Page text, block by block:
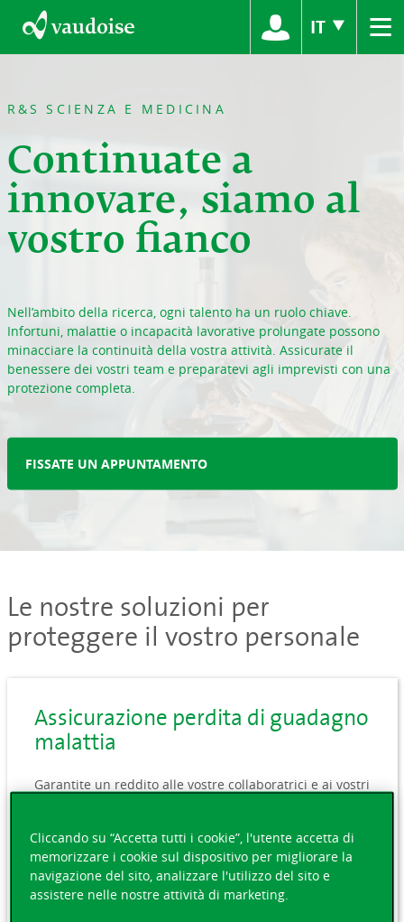
IT ≡
R&S SCIENZA E MEDICINA
Continuate a
innovare, siamo al
vostro fianco
Nell’ambito della ricerca, ogni talento ha un ruolo chiave.
Infortuni, malattie o incapacità lavorative prolungate possono
minacciare la continuità della vostra attività. Assicurate il
benessere dei vostri team e preparatevi agli imprevisti con una
protezione completa.
FISSATE UN APPUNTAMENTO
Le nostre soluzioni per
proteggere il vostro personale
Assicurazione perdita di guadagno
malattia
Garantite un reddito alle vostre collaboratrici e ai vostri
consentono loro di mantenere il potere d’acquisto
durante l’assenza.
Cliccando su “Accetta tutti i cookie”, l'utente accetta di
memorizzare i cookie sul dispositivo per migliorare la
navigazione del sito, analizzare l'utilizzo del sito e
assistere nelle nostre attività di marketing.